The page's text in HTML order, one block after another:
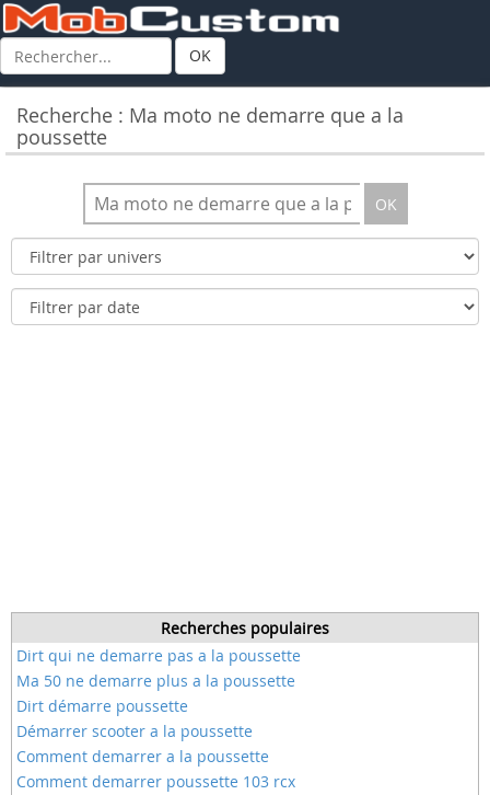
OK
Recherche : Ma moto ne demarre que a la
poussette
OK
Recherches populaires
Dirt qui ne demarre pas a la poussette
Ma 50 ne demarre plus a la poussette
Dirt démarre poussette
Démarrer scooter a la poussette
Comment demarrer a la poussette
Comment demarrer poussette 103 rcx